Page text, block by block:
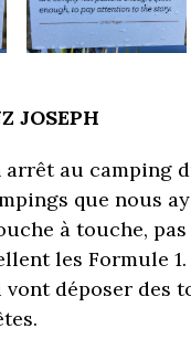
JOSEPH
au camping
que nous
à touche,
les Formule
déposer des